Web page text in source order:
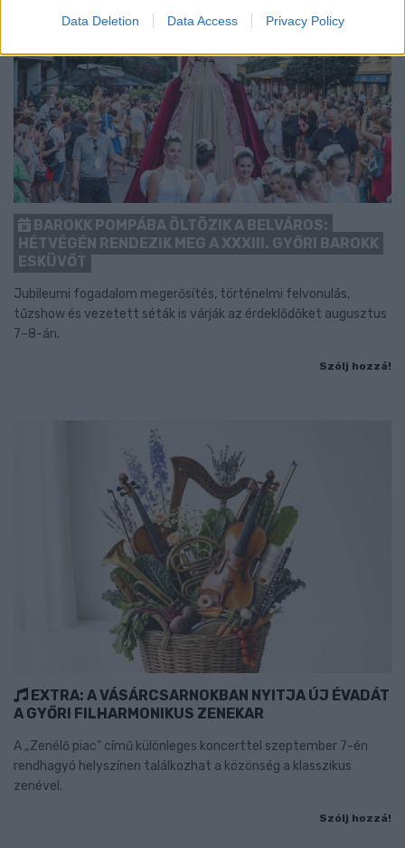
Data Deletion Data Access Privacy Policy
BAROKK POMPÁBA ÖLTÖZIK A BELVÁROS:
HÉTVÉGÉN RENDEZIK MEG A XXXIII. GYŐRI BAROKK
ESKÜVŐT
Jubileumi fogadalom megerősítés, történelmi felvonulás,
tűzshow és vezetett séták is várják az érdeklődőket augusztus
7–8-án.
Szólj hozzá!
EXTRA: A VÁSÁRCSARNOKBAN NYITJA ÚJ ÉVADÁT
A GYŐRI FILHARMONIKUS ZENEKAR
A „Zenélő piac” című különleges koncerttel szeptember 7-én
rendhagyó helyszínen találkozhat a közönség a klasszikus
zenével.
Szólj hozzá!